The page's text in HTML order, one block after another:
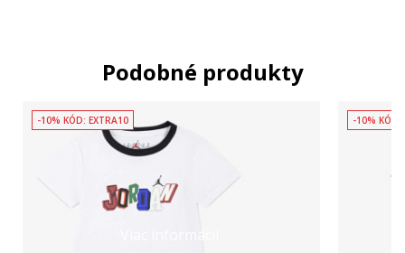
Podobné produkty
Viac informácií
-10% KÓD: EXTRA10 -10% KÓD: